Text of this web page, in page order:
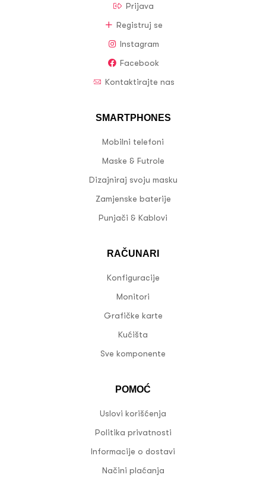
Prijava
Registruj se
Instagram
Facebook
Kontaktirajte nas
SMARTPHONES
Mobilni telefoni
Maske & Futrole
Dizajniraj svoju masku
Zamjenske baterije
Punjači & Kablovi
RAČUNARI
Konfiguracije
Monitori
Grafičke karte
Kućišta
Sve komponente
POMOĆ
Uslovi korišćenja
Politika privatnosti
Informacije o dostavi
Načini plaćanja